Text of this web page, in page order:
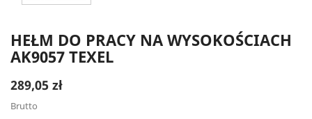
HEŁM DO PRACY NA WYSOKOŚCIACH
AK9057 TEXEL
289,05 zł
Brutto